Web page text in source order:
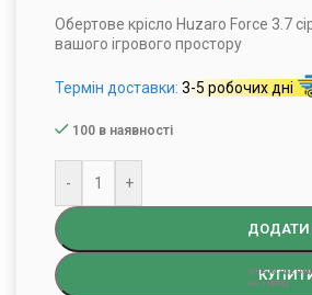
Обертове крісло Huzaro Force 3.7
вашого ігрового простору
Термін доставки:3-5 робочих дні
100 в наявності
- +
ДОДАТИ